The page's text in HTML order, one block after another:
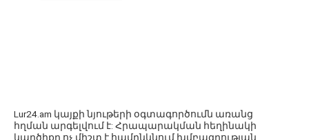
Lur24.am կայքի նյութերի օգտագործումն առանց
հղման արգելվում է: Հրապարակման հեղինակի
կարծիքը ոչ միշտ է համընկնում խմբագրության